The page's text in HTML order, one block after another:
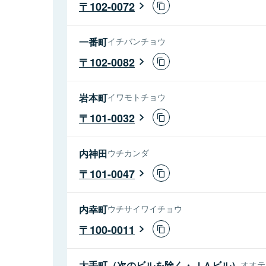
102-0072
一番町イチバンチョウ
102-0082
岩本町イワモトチョウ
101-0032
内神田ウチカンダ
101-0047
内幸町ウチサイワイチョウ
100-0011